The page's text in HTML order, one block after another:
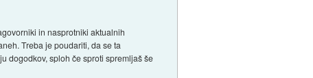
in nasprotniki aktualnih
Treba je poudariti, da se ta
dogodkov, sploh če sproti spremljaš še